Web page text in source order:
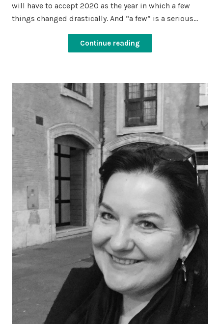
will have to accept 2020 as the year in which a few
things changed drastically. And “a few” is a serious…
Continue reading